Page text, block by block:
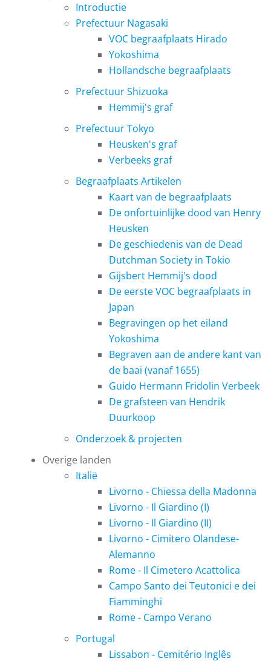
Introductie
Prefectuur Nagasaki
VOC begraafplaats Hirado
Yokoshima
Hollandsche begraafplaats
Prefectuur Shizuoka
Hemmij's graf
Prefectuur Tokyo
Heusken's graf
Verbeeks graf
Begraafplaats Artikelen
Kaart van de begraafplaats
De onfortuinlijke dood van Henry
Heusken
De geschiedenis van de Dead
Dutchman Society in Tokio
Gijsbert Hemmij's dood
De eerste VOC begraafplaats in
Japan
Begravingen op het eiland
Yokoshima
Begraven aan de andere kant van
de baai (vanaf 1655)
Guido Hermann Fridolin Verbeek
De grafsteen van Hendrik
Duurkoop
Onderzoek & projecten
Overige landen
Italië
Livorno - Chiessa della Madonna
Livorno - Il Giardino (I)
Livorno - Il Giardino (II)
Livorno - Cimitero Olandese-
Alemanno
Rome - Il Cimetero Acattolica
Campo Santo dei Teutonici e dei
Fiamminghi
Rome - Campo Verano
Portugal
Lissabon - Cemitério Inglês